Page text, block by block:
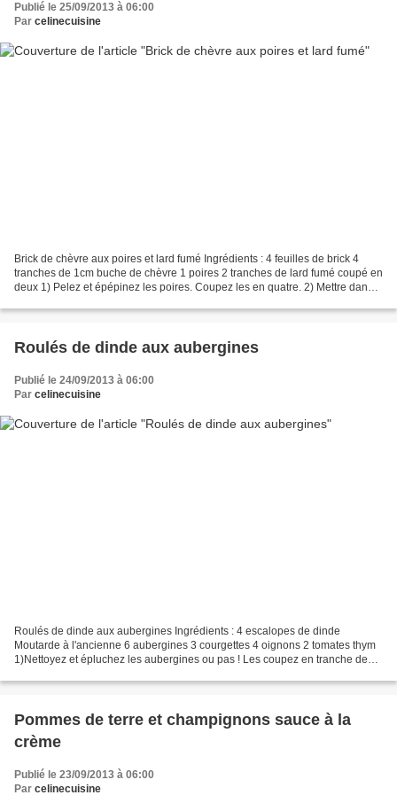
Publié le 25/09/2013 à 06:00
Par celinecuisine
Brick de chèvre aux poires et lard fumé Ingrédients : 4 feuilles de brick 4
tranches de 1cm buche de chèvre 1 poires 2 tranches de lard fumé coupé en
deux 1) Pelez et épépinez les poires. Coupez les en quatre. 2) Mettre dans
Roulés de dinde aux aubergines
Publié le 24/09/2013 à 06:00
Par celinecuisine
Roulés de dinde aux aubergines Ingrédients : 4 escalopes de dinde
Moutarde à l'ancienne 6 aubergines 3 courgettes 4 oignons 2 tomates thym
1)Nettoyez et épluchez les aubergines ou pas ! Les coupez en tranche de
Pommes de terre et champignons sauce à la
crème
Publié le 23/09/2013 à 06:00
Par celinecuisine